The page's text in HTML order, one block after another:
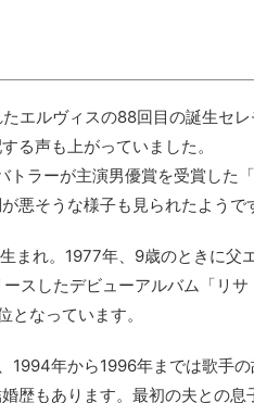
エルヴィスの88回目の誕生セ
る声も上がっていました。
トラーが主演男優賞を受賞した
悪そうな様子も見られたようで
まれ。1977年、9歳のときに父
スしたデビューアルバム「リ
なっています。
1994年から1996年までは歌手
歴もあります。最初の夫との